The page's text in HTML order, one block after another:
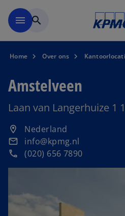
menu search
Home Over ons
Amstelveen
Laan van Langerhuize 1
location_on Nederland
o
p
e
n
n
email info@kpmg.nl
phone (020) 656 7890